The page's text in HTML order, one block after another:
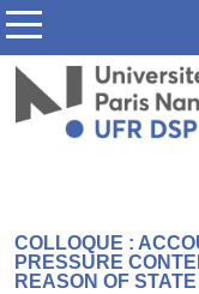
COLLOQUE :
PRESSURE
REASON OF STATE